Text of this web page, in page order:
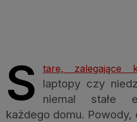
S tare, zalegające
laptopy czy
niemal stałe
każdego domu. Powody,